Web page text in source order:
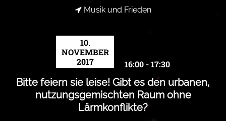
Musik und Frieden
10.
NOVEMBER
2017
16:00 - 17:30
Bitte feiern sie leise! Gibt es den urbanen,
nutzungsgemischten Raum ohne
Lärmkonflikte?